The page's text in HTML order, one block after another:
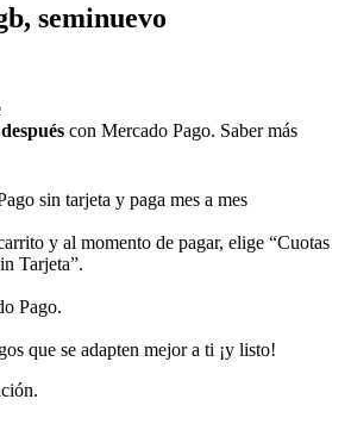
seminuevo
con Mercado Pago. Saber más
sin tarjeta y paga mes a mes
y al momento de pagar, elige “Cuotas
Tarjeta”.
Pago.
que se adapten mejor a ti ¡y listo!